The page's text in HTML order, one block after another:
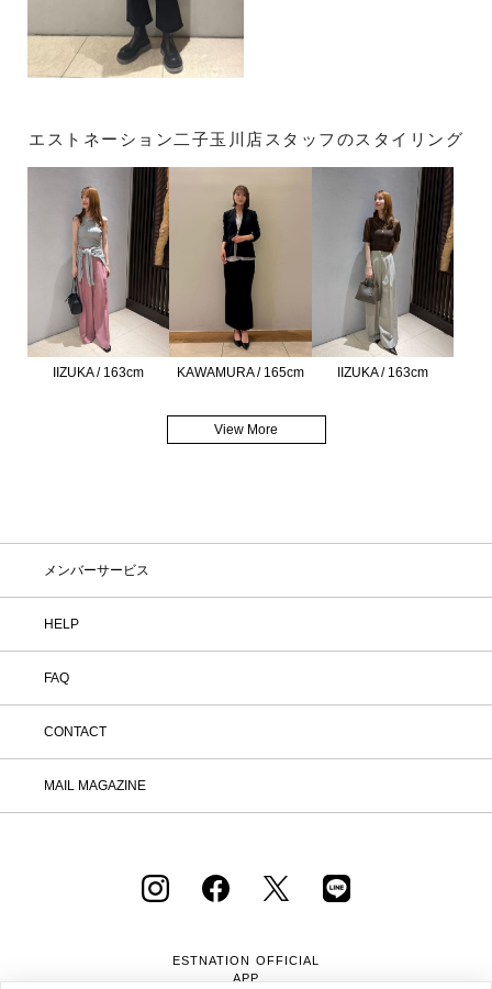
エストネーション二子玉川店スタッフのスタイリング
IIZUKA / 163cm KAWAMURA / 165cm IIZUKA / 163cm
View More
メンバーサービス
HELP
FAQ
CONTACT
MAIL MAGAZINE
ESTNATION OFFICIAL
APP